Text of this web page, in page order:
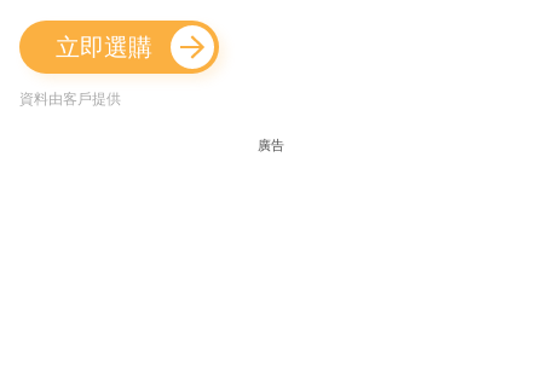
立即選購
資料由客戶提供
廣告